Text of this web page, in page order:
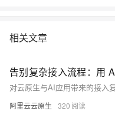
相关文章
阿里云云原生 320